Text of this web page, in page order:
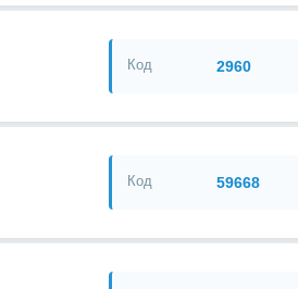
Код 2960
Код 59668